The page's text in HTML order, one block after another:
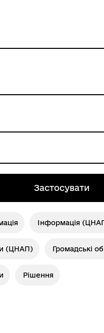
Застосувати
Інформація
(ЦНАП) Громадські
Рішення